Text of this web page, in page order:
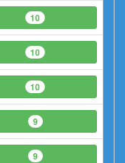
10
10
10
9
9